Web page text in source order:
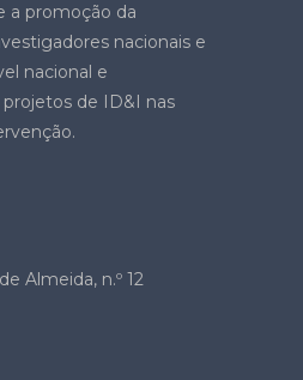
a promoção da
nacionais e
nacional e
de ID&I nas
Almeida, n.º 12